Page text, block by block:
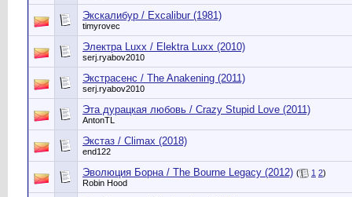
Экскалибур / Excalibur (1981)
timyrovec
Электра Luxx / Elektra Luxx (2010)
serj.ryabov2010
Экстрасенс / The Anakening (2011)
serj.ryabov2010
Эта дурацкая любовь / Crazy Stupid Love (2011)
AntonTL
Экстаз / Climax (2018)
end122
Эволюция Борна / The Bourne Legacy (2012) ( 1 2)
Robin Hood